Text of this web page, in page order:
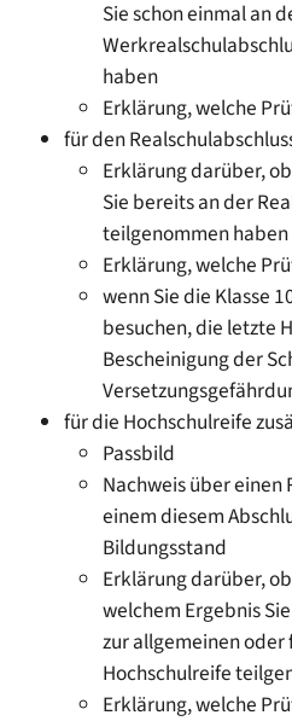
Sie schon einmal an
haben
Erklärung, welche
für den
Erklärung darüber,
Sie bereits an der
teilgenommen haben
Erklärung, welche
wenn Sie die Klasse
besuchen, die letzte
Bescheinigung der
für die Hochschulreife
Passbild
Nachweis über einen
einem diesem
Bildungsstand
Erklärung darüber,
welchem Ergebnis
zur allgemeinen
Hochschulreife
Erklärung, welche